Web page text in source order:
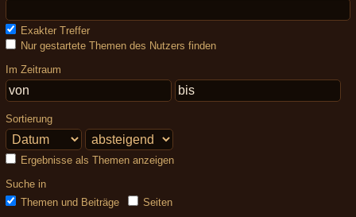
Exakter Treffer
Nur gestartete Themen des Nutzers finden
Im Zeitraum
Sortierung
Ergebnisse als Themen anzeigen
Suche in
Themen und Beiträge
Seiten